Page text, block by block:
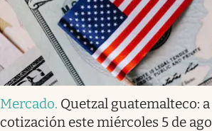
Mercado. Quetzal guatemalteco:
cotización este miércoles 5 de